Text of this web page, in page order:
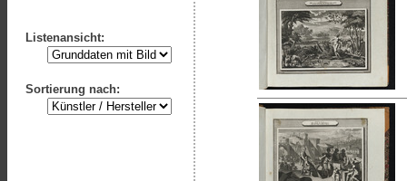
Listenansicht:
Sortierung nach: